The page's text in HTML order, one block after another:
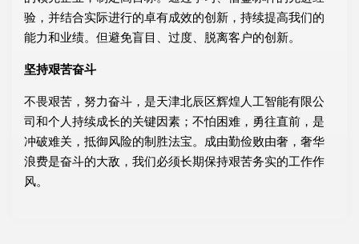
验，并结合实际进行的卓有成效的创新，持续提高我们的
能力和业绩。但避免盲目、过度、脱离客户的创新。
坚持艰苦奋斗
不畏艰苦，努力奋斗，是天津北辰区辉煌人工智能有限公
司和个人持续成长的关键因素；不怕困难，勇往直前，是
冲破难关，抵御风险的制胜法宝。成由勤俭败由奢，奢华
浪费是奋斗的大敌，我们必须长期保持艰苦务实的工作作
风。